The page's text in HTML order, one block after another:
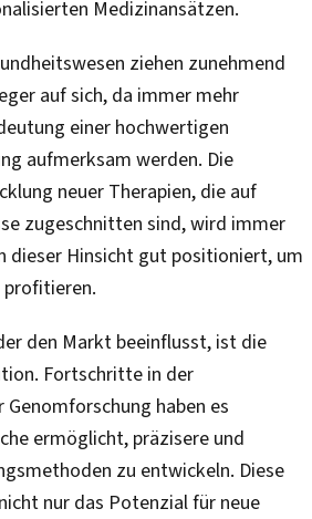
Medizinansätzen.
ziehen zunehmend
auf sich, da immer mehr
einer hochwertigen
aufmerksam werden. Die
neuer Therapien, die auf
zugeschnitten sind, wird immer
dieser Hinsicht gut positioniert, um
profitieren.
den Markt beeinflusst, ist die
Fortschritte in der
Genomforschung haben es
ermöglicht, präzisere und
zu entwickeln. Diese
nur das Potenzial für neue